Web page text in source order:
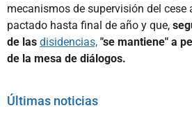
mecanismos de supervisión del cese
pactado hasta final de año y que,
de las disidencias, "se mantiene" a
de la mesa de diálogos.
Últimas noticias